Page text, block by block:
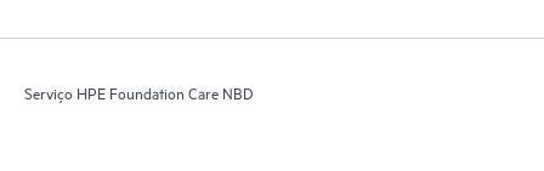
Serviço HPE Foundation Care NBD